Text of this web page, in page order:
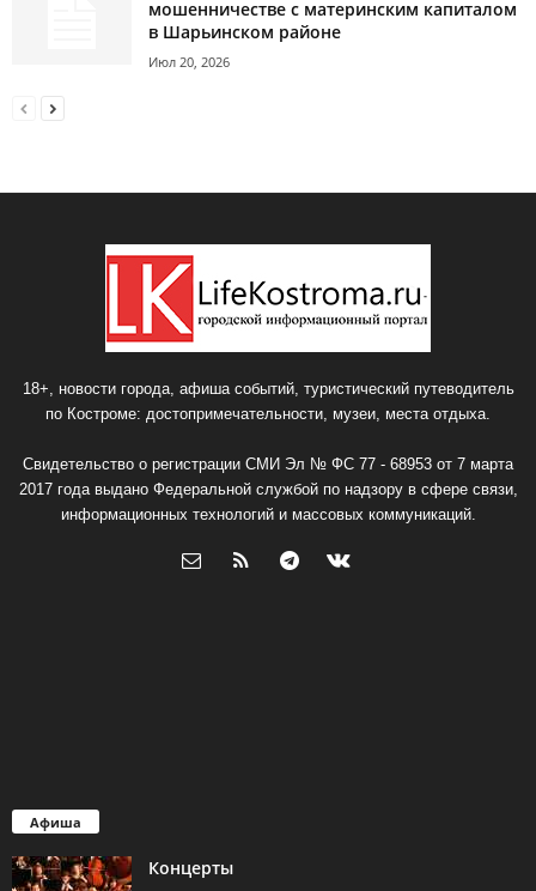
мошенничестве с материнским капиталом
в Шарьинском районе
Июл 20, 2026
18+, новости города, афиша событий, туристический путеводитель
по Костроме: достопримечательности, музеи, места отдыха.
Свидетельство о регистрации СМИ Эл № ФС 77 - 68953 от 7 марта
2017 года выдано Федеральной службой по надзору в сфере связи,
информационных технологий и массовых коммуникаций.
Афиша
Концерты